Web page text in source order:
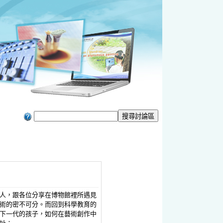
，跟各位分享在博物館裡所遇見
的密不可分。而回到科學教育的
一代的孩子，如何在藝術創作中